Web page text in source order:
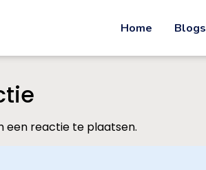
Home Blogs
een reactie te plaatsen.